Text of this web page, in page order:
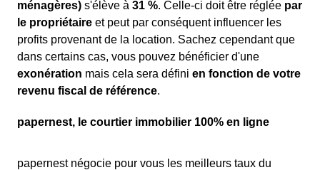
ménagères) s'élève à 31 %. Celle-ci doit être réglée par
le propriétaire et peut par conséquent influencer les
profits provenant de la location. Sachez cependant que
dans certains cas, vous pouvez bénéficier d'une
exonération mais cela sera défini en fonction de votre
revenu fiscal de référence.
papernest, le courtier immobilier 100% en ligne
papernest négocie pour vous les meilleurs taux du